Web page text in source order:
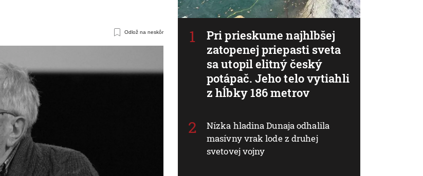
Odlož na neskôr
Pri prieskume najhlbšej
zatopenej priepasti sveta
sa utopil elitný český
potápač. Jeho telo vytiahli
z hĺbky 186 metrov
Nízka hladina Dunaja odhalila
masívny vrak lode z druhej
svetovej vojny